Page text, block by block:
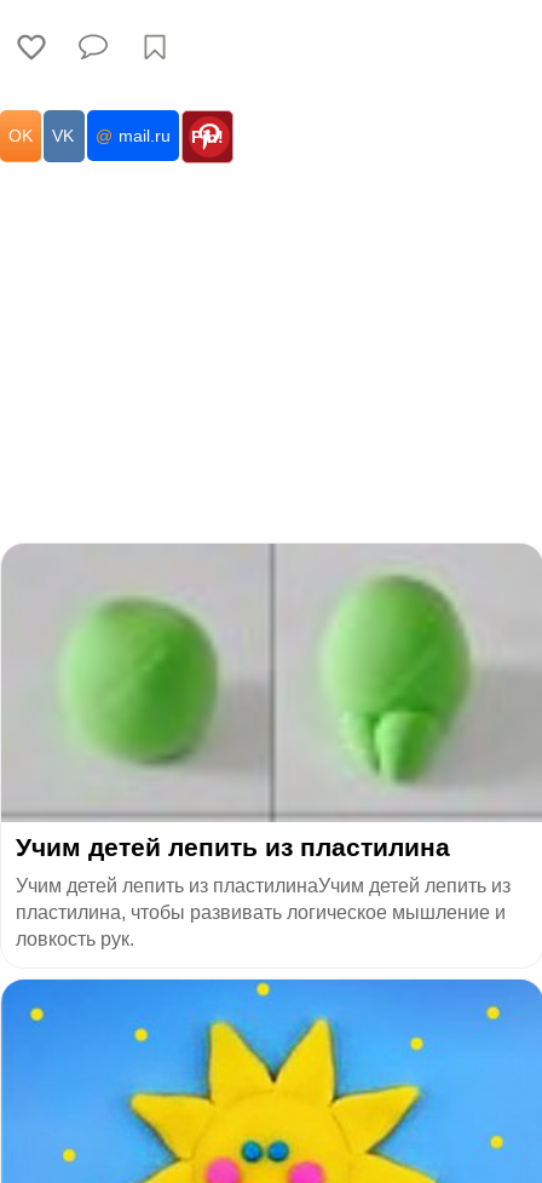
OK VK @ mail.ru Pin!
​Учим детей лепить из пластилина
Учим детей лепить из пластилинаУчим детей лепить из
пластилина, чтобы развивать логическое мышление и
ловкость рук.